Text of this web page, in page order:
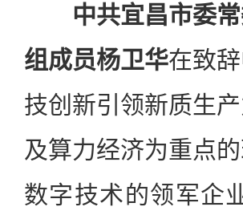
中共宜昌市委
组成员杨卫华在致
技创新引领新质生
及算力经济为重点
数字技术的领军企